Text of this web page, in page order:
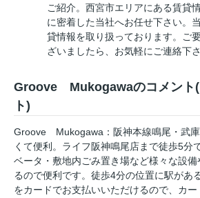
ご紹介。西宮市エリアにある賃貸
に密着した当社へお任せ下さい。
貸情報を取り扱っております。ご
ざいましたら、お気軽にご連絡下さ
Groove Mukogawaのコメント(
ト)
Groove Mukogawa：阪神本線鳴尾・武
くて便利。ライフ阪神鳴尾店まで徒歩5分
ベータ・敷地内ごみ置き場など様々な設
るので便利です。徒歩4分の位置に駅があ
をカードでお支払いいただけるので、カ